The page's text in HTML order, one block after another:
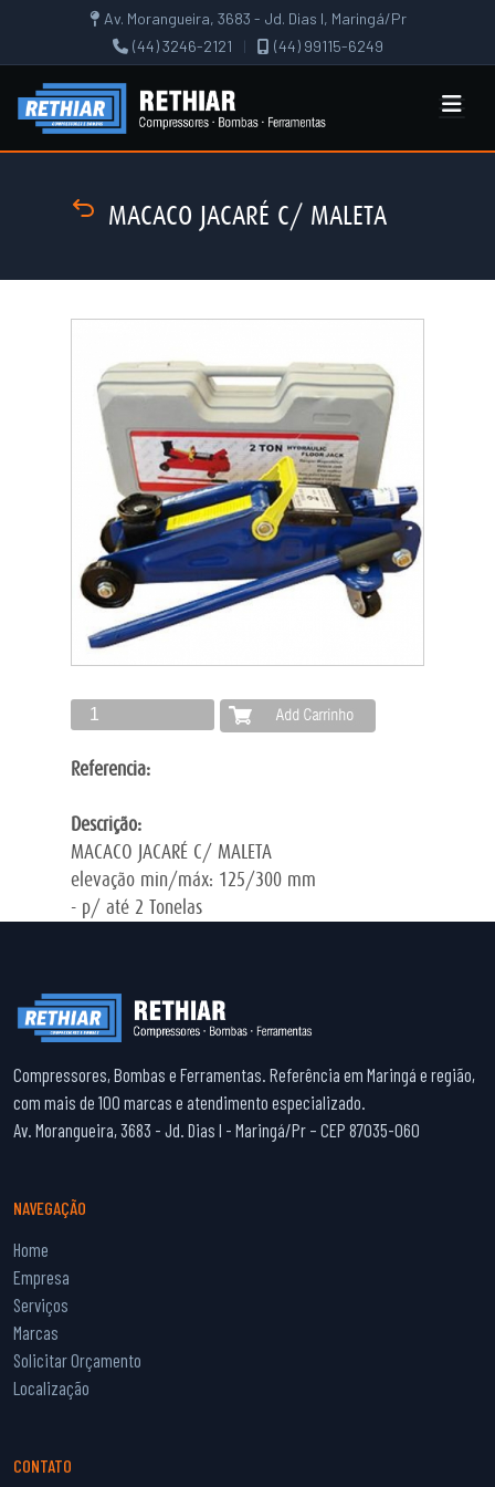
Av. Morangueira, 3683 - Jd. Dias I, Maringá/Pr
(44) 3246-2121
| (44) 99115-6249
MACACO JACARÉ C/ MALETA
Referencia:
Descrição:
MACACO JACARÉ C/ MALETA
elevação min/máx: 125/300 mm
- p/ até 2 Tonelas
Compressores, Bombas e Ferramentas. Referência em Maringá e região,
com mais de 100 marcas e atendimento especializado.
Av. Morangueira, 3683 - Jd. Dias I - Maringá/Pr – CEP 87035-060
NAVEGAÇÃO
Home
Empresa
Serviços
Marcas
Solicitar Orçamento
Localização
CONTATO